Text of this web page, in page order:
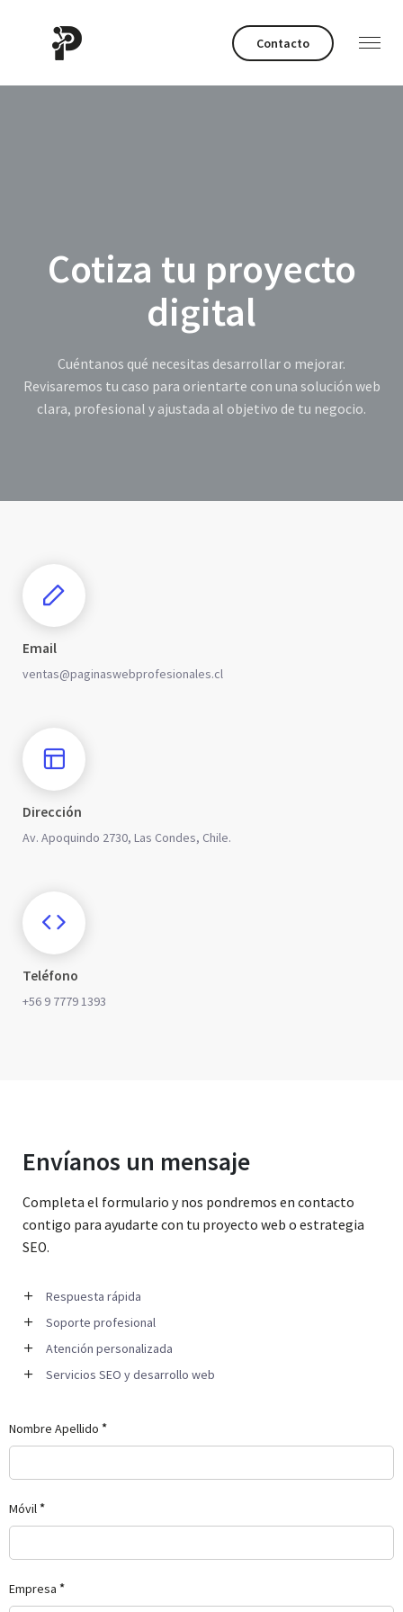
Contacto
Cotiza tu proyecto
digital
Cuéntanos qué necesitas desarrollar o mejorar.
Revisaremos tu caso para orientarte con una solución web
clara, profesional y ajustada al objetivo de tu negocio.
Email
ventas@paginaswebprofesionales.cl
Dirección
Av. Apoquindo 2730, Las Condes, Chile.
Teléfono
+56 9 7779 1393
Envíanos un mensaje
Completa el formulario y nos pondremos en contacto
contigo para ayudarte con tu proyecto web o estrategia
SEO.
Respuesta rápida
Soporte profesional
Atención personalizada
Servicios SEO y desarrollo web
Nombre Apellido *
Móvil*
Empresa *